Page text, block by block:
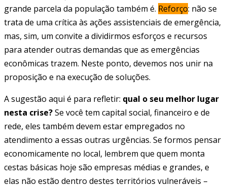
grande parcela da população também é. Reforço: não se
trata de uma crítica às ações assistenciais de emergência,
mas, sim, um convite a dividirmos esforços e recursos
para atender outras demandas que as emergências
econômicas trazem. Neste ponto, devemos nos unir na
proposição e na execução de soluções.
A sugestão aqui é para refletir: qual o seu melhor lugar
nesta crise?Se você tem capital social, financeiro e de
rede, eles também devem estar empregados no
atendimento a essas outras urgências. Se formos pensar
economicamente no local, lembrem que quem monta
cestas básicas hoje são empresas médias e grandes, e
elas não estão dentro destes territórios vulneráveis –